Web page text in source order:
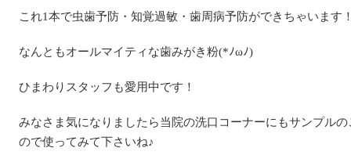
これ1本で虫歯予防・知覚過敏・歯周病予防ができちゃいます
なんともオールマイティな歯みがき粉(*ﾉωﾉ)
ひまわりスタッフも愛用中です！
みなさま気になりましたら当院の洗口コーナーにもサンプル
ので使ってみて下さいね♪